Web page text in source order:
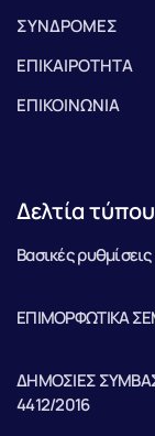
ΣΥΝΔΡΟΜΕΣ
ΕΠΙΚΑΙΡΟΤΗΤΑ
ΕΠΙΚΟΙΝΩΝΙΑ
Δελτία τύπου
Βασικές
ΕΠΙΜΟΡΦΩΤΙΚΑ
ΔΗΜΟΣΙΕΣ
4412/2016